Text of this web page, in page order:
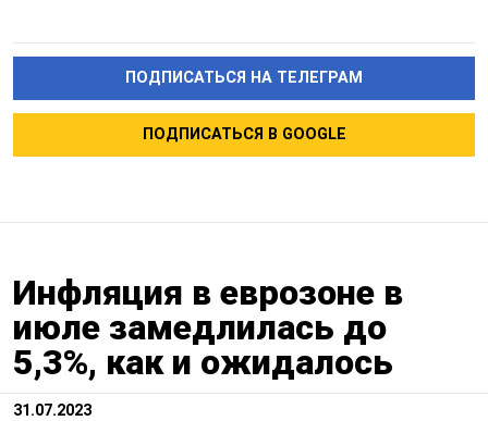
ПОДПИСАТЬСЯ НА ТЕЛЕГРАМ
ПОДПИСАТЬСЯ В GOOGLE
Инфляция в еврозоне в
июле замедлилась до
5,3%, как и ожидалось
31.07.2023